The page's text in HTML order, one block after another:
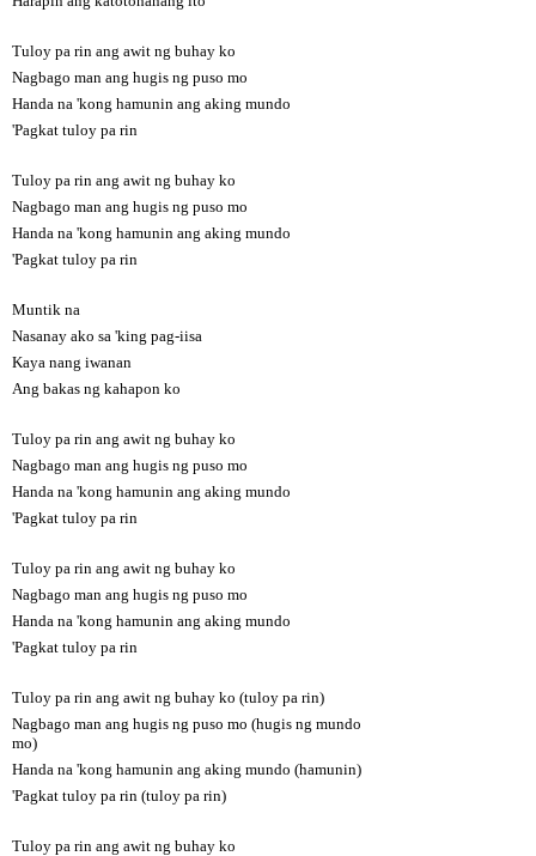
Tuloy pa rin ang awit ng buhay ko
Nagbago man ang hugis ng puso mo
Handa na 'kong hamunin ang aking mundo
'Pagkat tuloy pa rin
Tuloy pa rin ang awit ng buhay ko
Nagbago man ang hugis ng puso mo
Handa na 'kong hamunin ang aking mundo
'Pagkat tuloy pa rin
Muntik na
Nasanay ako sa 'king pag-iisa
Kaya nang iwanan
Ang bakas ng kahapon ko
Tuloy pa rin ang awit ng buhay ko
Nagbago man ang hugis ng puso mo
Handa na 'kong hamunin ang aking mundo
'Pagkat tuloy pa rin
Tuloy pa rin ang awit ng buhay ko
Nagbago man ang hugis ng puso mo
Handa na 'kong hamunin ang aking mundo
'Pagkat tuloy pa rin
Tuloy pa rin ang awit ng buhay ko (tuloy pa rin)
Nagbago man ang hugis ng puso mo (hugis ng mundo
mo)
Handa na 'kong hamunin ang aking mundo (hamunin)
'Pagkat tuloy pa rin (tuloy pa rin)
Tuloy pa rin ang awit ng buhay ko